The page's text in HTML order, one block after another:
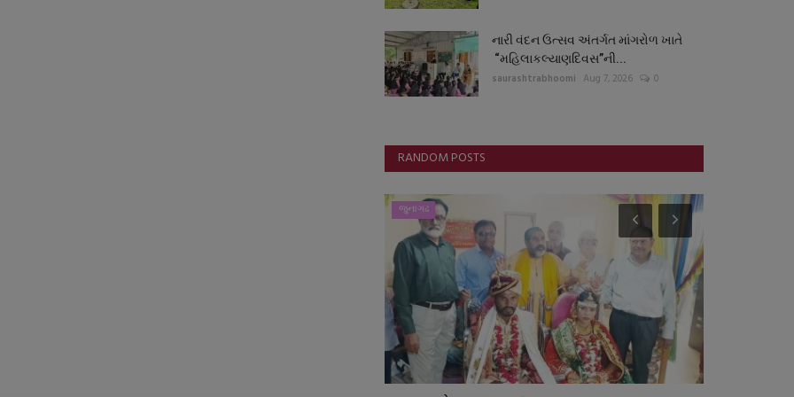
નારી વંદન ઉત્સવ અંતર્ગત માંગરોળ ખાતે
“મહિલાકલ્યાણદિવસ”ની...
saurashtrabhoomi Aug 7, 2026 0
RANDOM POSTS
જુનાગઢ